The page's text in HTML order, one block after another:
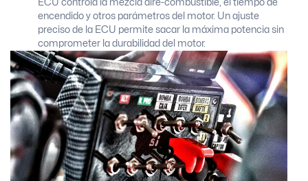
ECU controla la mezcla aire-combustible, el tiempo de
encendido y otros parámetros del motor. Un ajuste
preciso de la ECU permite sacar la máxima potencia sin
comprometer la durabilidad del motor.